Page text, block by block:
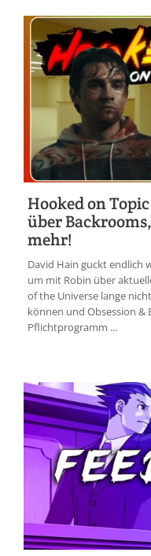
Hooked on
über
mehr!
David Hain guckt endlich
um mit Robin über
of the Universe lange
können und Obsession &
Pflichtprogramm ...